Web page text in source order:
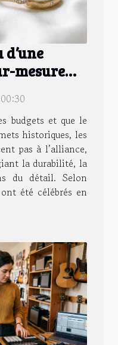
mesure
budgets et que le
historiques, les
pas à l’alliance,
la durabilité, la
du détail. Selon
été célébrés en